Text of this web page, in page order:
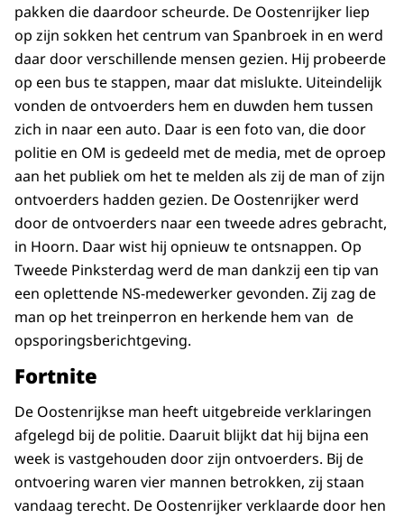
pakken die daardoor scheurde. De Oostenrijker liep
op zijn sokken het centrum van Spanbroek in en werd
daar door verschillende mensen gezien. Hij probeerde
op een bus te stappen, maar dat mislukte. Uiteindelijk
vonden de ontvoerders hem en duwden hem tussen
zich in naar een auto. Daar is een foto van, die door
politie en OM is gedeeld met de media, met de oproep
aan het publiek om het te melden als zij de man of zijn
ontvoerders hadden gezien. De Oostenrijker werd
door de ontvoerders naar een tweede adres gebracht,
in Hoorn. Daar wist hij opnieuw te ontsnappen. Op
Tweede Pinksterdag werd de man dankzij een tip van
een oplettende NS-medewerker gevonden. Zij zag de
man op het treinperron en herkende hem van de
opsporingsberichtgeving.
Fortnite
De Oostenrijkse man heeft uitgebreide verklaringen
afgelegd bij de politie. Daaruit blijkt dat hij bijna een
week is vastgehouden door zijn ontvoerders. Bij de
ontvoering waren vier mannen betrokken, zij staan
vandaag terecht. De Oostenrijker verklaarde door hen